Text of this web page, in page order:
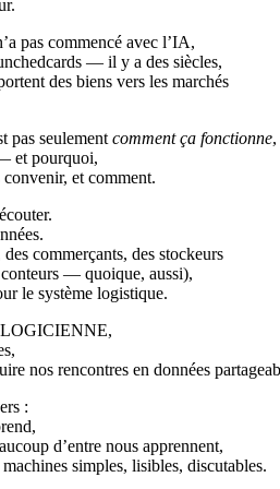
pas commencé avec l’IA,
— il y a des siècles,
des biens vers les marchés
pas seulement comment ça fonctionne,
et pourquoi,
et comment.
commerçants, des stockeurs
conteurs — quoique, aussi),
le système logistique.
LOGICIENNE,
nos rencontres en données
:
d’entre nous apprennent,
simples, lisibles, discutables.